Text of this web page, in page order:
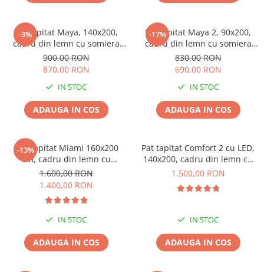
-3%
Pat tapitat Maya, 140x200,
cadru din lemn cu somiera
fixa, culoare Bej
900,00 RON
870,00 RON
IN STOC
ADAUGA IN COS
-17%
Pat tapitat Maya 2, 90x200,
cadru din lemn cu somiera
fixa, culoare Gri
830,00 RON
690,00 RON
IN STOC
ADAUGA IN COS
-13%
Pat Tapitat Miami 160x200
cm, cadru din lemn cu
somiera fixa, Culoare Gri
1.600,00 RON
1.400,00 RON
IN STOC
ADAUGA IN COS
Pat tapitat Comfort 2 cu LED,
140x200, cadru din lemn cu
somiera fixa, culoare Gri
1.500,00 RON
IN STOC
ADAUGA IN COS